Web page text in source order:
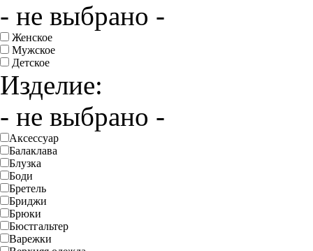
- не выбрано -
Женское
Мужское
Детское
Изделие:
- не выбрано -
Аксессуар
Балаклава
Блузка
Боди
Бретель
Бриджи
Брюки
Бюстгальтер
Варежки